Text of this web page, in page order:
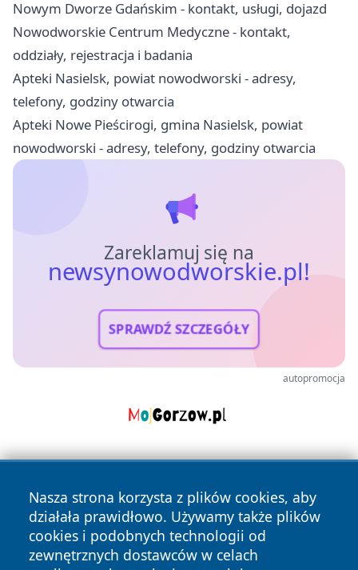
Nowym Dworze Gdańskim - kontakt, usługi, dojazd
Nowodworskie Centrum Medyczne - kontakt,
oddziały, rejestracja i badania
Apteki Nasielsk, powiat nowodworski - adresy,
telefony, godziny otwarcia
Apteki Nowe Pieścirogi, gmina Nasielsk, powiat
nowodworski - adresy, telefony, godziny otwarcia
Zareklamuj się na
newsynowodworskie.pl!
SPRAWDŹ SZCZEGÓŁY
autopromocja
Nasza strona korzysta z plików cookies, aby
działała prawidłowo. Używamy także plików
cookies i podobnych technologii od
zewnętrznych dostawców w celach
Copyright © 2026 newsynowodworskie.pl Wszystkie prawa